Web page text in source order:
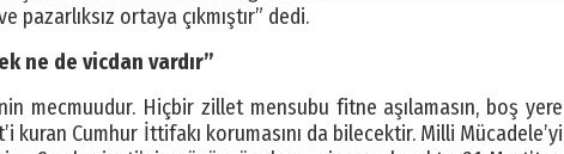
pazarlıksız ortaya çıkmıştır” dedi.
ne de vicdan vardır”
mecmuudur. Hiçbir zillet mensubu fitne aşılamasın, boş yere
kuran Cumhur İttifakı korumasını da bilecektir. Milli Mücadele’yi